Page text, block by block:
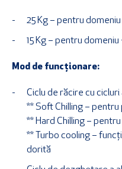
25 Kg – pentru domeniu
15 Kg – pentru domeniu
Mod de funcționare:
Ciclu de răcire cu
** Soft Chilling – pentru
** Hard Chilling –
** Turbo cooling –
dorită